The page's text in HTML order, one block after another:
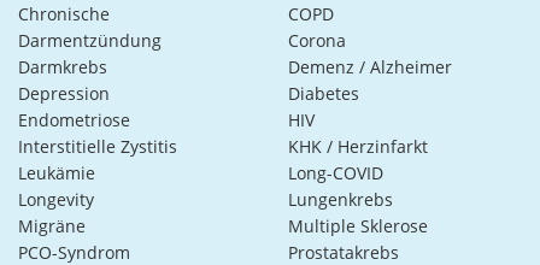
Chronische
Darmentzündung
COPD
Corona
Darmkrebs
Demenz / Alzheimer
Depression
Diabetes
Endometriose
HIV
Interstitielle Zystitis
KHK / Herzinfarkt
Leukämie
Long-COVID
Longevity
Lungenkrebs
Migräne
Multiple Sklerose
PCO-Syndrom
Prostatakrebs